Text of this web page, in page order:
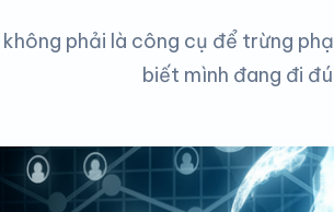
không phải là công cụ để trừng
biết mình đang đi